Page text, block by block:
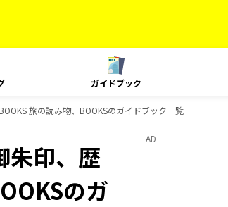
ガイドブック
旅の読み物、BOOKSのガイドブック一覧
印、歴
のガ
AD